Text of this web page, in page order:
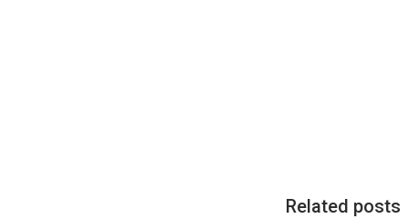
Related posts